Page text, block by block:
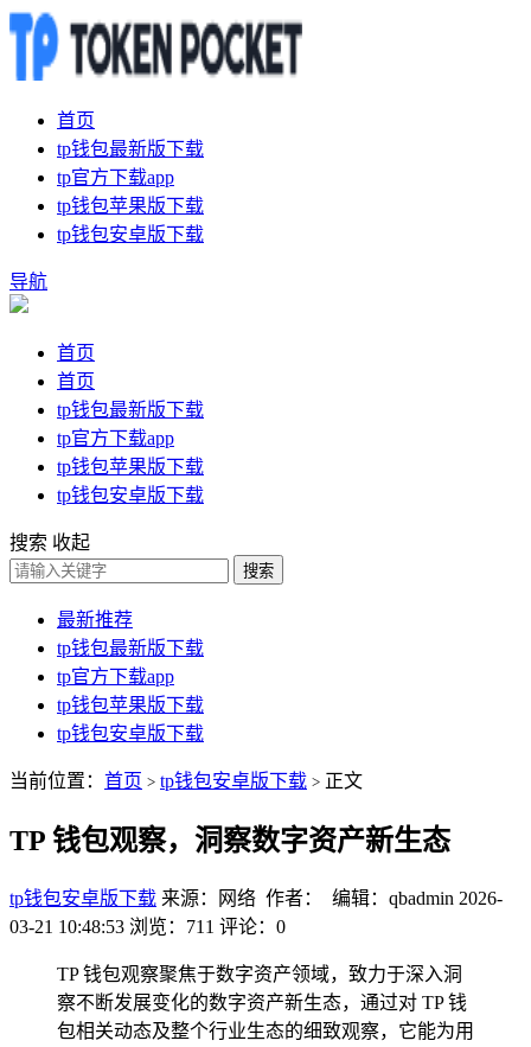
首页
tp钱包最新版下载
tp官方下载app
tp钱包苹果版下载
tp钱包安卓版下载
导航
首页
首页
tp钱包最新版下载
tp官方下载app
tp钱包苹果版下载
tp钱包安卓版下载
搜索 收起
搜索
最新推荐
tp钱包最新版下载
tp官方下载app
tp钱包苹果版下载
tp钱包安卓版下载
当前位置： 首页 > tp钱包安卓版下载 > 正文
TP 钱包观察，洞察数字资产新生态
tp钱包安卓版下载 来源：网络 作者： 编辑：qbadmin 2026-
03-21 10:48:53 浏览：711 评论：0
TP 钱包观察聚焦于数字资产领域，致力于深入洞
察不断发展变化的数字资产新生态，通过对 TP 钱
包相关动态及整个行业生态的细致观察，它能为用